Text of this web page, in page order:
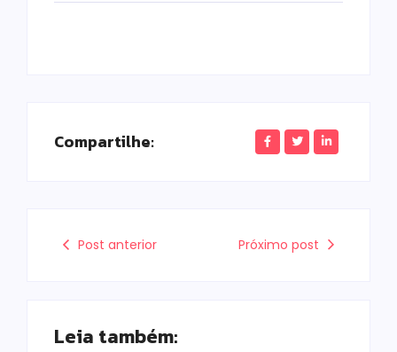
Compartilhe:
Post anterior Próximo post
Leia também: